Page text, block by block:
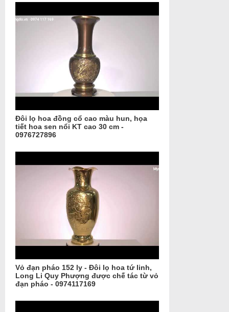
Đôi lọ hoa đồng cổ cao màu hun, họa
tiết hoa sen nổi KT cao 30 cm -
0976727896
Vỏ đạn pháo 152 ly - Đôi lọ hoa tứ linh,
Long Li Quy Phượng được chế tác từ vỏ
đạn pháo - 0974117169